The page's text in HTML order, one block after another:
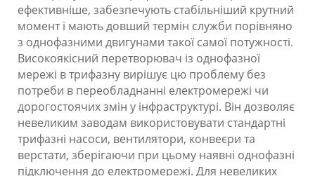
ефективніше, забезпечують стабільніший крутний
момент і мають довший термін служби порівняно
з однофазними двигунами такої самої потужності.
Високоякісний перетворювач із однофазної
мережі в трифазну вирішує цю проблему без
потреби в переобладнанні електромережі чи
дорогостоячих змін у інфраструктурі. Він дозволяє
невеликим заводам використовувати стандартні
трифазні насоси, вентилятори, конвеєри та
верстати, зберігаючи при цьому наявні однофазні
підключення до електромережі. Для невеликих